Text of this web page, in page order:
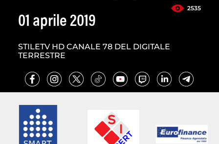
2535
01 aprile 2019
STILETV HD CANALE 78 DEL DIGITALE
TERRESTRE